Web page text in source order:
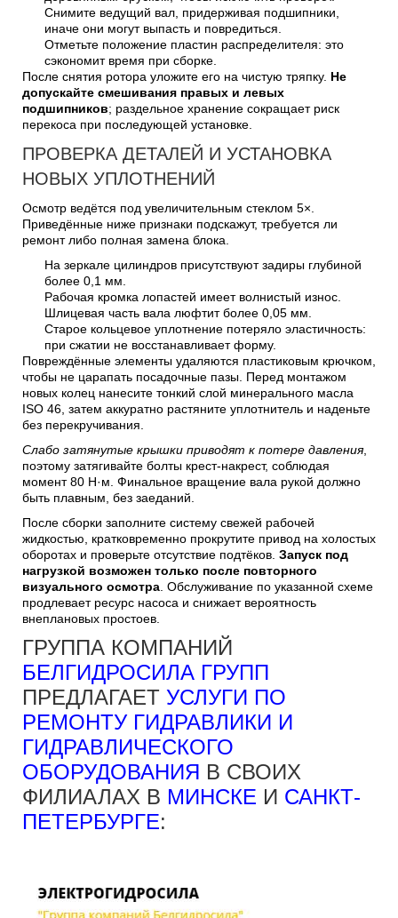
Снимите ведущий вал, придерживая подшипники,
иначе они могут выпасть и повредиться.
Отметьте положение пластин распределителя: это
сэкономит время при сборке.
После снятия ротора уложите его на чистую тряпку. Не
допускайте смешивания правых и левых
подшипников; раздельное хранение сокращает риск
перекоса при последующей установке.
ПРОВЕРКА ДЕТАЛЕЙ И УСТАНОВКА
НОВЫХ УПЛОТНЕНИЙ
Осмотр ведётся под увеличительным стеклом 5×.
Приведённые ниже признаки подскажут, требуется ли
ремонт либо полная замена блока.
На зеркале цилиндров присутствуют задиры глубиной
более 0,1 мм.
Рабочая кромка лопастей имеет волнистый износ.
Шлицевая часть вала люфтит более 0,05 мм.
Старое кольцевое уплотнение потеряло эластичность:
при сжатии не восстанавливает форму.
Повреждённые элементы удаляются пластиковым крючком,
чтобы не царапать посадочные пазы. Перед монтажом
новых колец нанесите тонкий слой минерального масла
ISO 46, затем аккуратно растяните уплотнитель и наденьте
без перекручивания.
Слабо затянутые крышки приводят к потере давления,
поэтому затягивайте болты крест-накрест, соблюдая
момент 80 Н·м. Финальное вращение вала рукой должно
быть плавным, без заеданий.
После сборки заполните систему свежей рабочей
жидкостью, кратковременно прокрутите привод на холостых
оборотах и проверьте отсутствие подтёков. Запуск под
нагрузкой возможен только после повторного
визуального осмотра . Обслуживание по указанной схеме
продлевает ресурс насоса и снижает вероятность
внеплановых простоев.
ГРУППА КОМПАНИЙ
БЕЛГИДРОСИЛА ГРУПП
ПРЕДЛАГАЕТ УСЛУГИ ПО
РЕМОНТУ ГИДРАВЛИКИ И
ГИДРАВЛИЧЕСКОГО
ОБОРУДОВАНИЯ В СВОИХ
ФИЛИАЛАХ В МИНСКЕ И САНКТ-
ПЕТЕРБУРГЕ: